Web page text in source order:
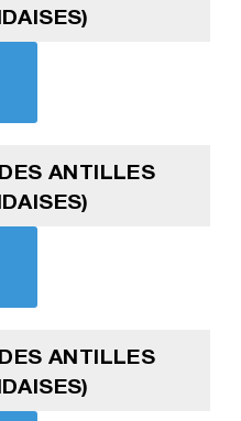
ANTILLES
ANTILLES